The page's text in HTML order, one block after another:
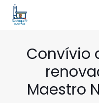
Convívio
Maestro